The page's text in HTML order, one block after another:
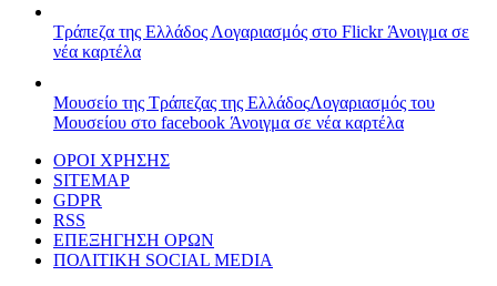
Τράπεζα της Ελλάδος Λογαριασμός στο FlickrΆνοιγμα σε
νέα καρτέλα
Μουσείο της Τράπεζας της ΕλλάδοςΛογαριασμός του
Μουσείου στο facebook Άνοιγμα σε νέα καρτέλα
ΟΡΟΙ ΧΡΗΣΗΣ
SITEMAP
GDPR
RSS
ΕΠΕΞΗΓΗΣΗ ΟΡΩΝ
ΠΟΛΙΤΙΚΗ SOCIAL MEDIA